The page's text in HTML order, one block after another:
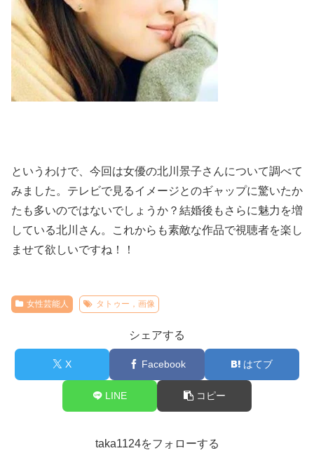
というわけで、今回は女優の北川景子さんについて調べて
みました。テレビで見るイメージとのギャップに驚いたか
たも多いのではないでしょうか？結婚後もさらに魅力を増
している北川さん。これからも素敵な作品で視聴者を楽し
ませて欲しいですね！！
女性芸能人 タトゥー，画像
シェアする
X Facebook はてブ
LINE コピー
taka1124をフォローする